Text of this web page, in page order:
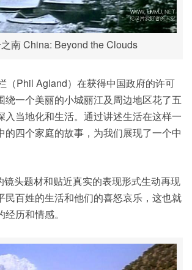
南 China: Beyond the Clouds
（Phil Agland）在获得中国政府的许可
绕一个美丽的小城丽江及周边地区花了五
入当地化和生活。通过讲述生活在这样一
的四个家庭的故事，为我们展现了一个中
镜头题材和贴近真实的表现形式生动再现
民百姓的生活和他们的喜怒哀乐，这也就
历和情感。